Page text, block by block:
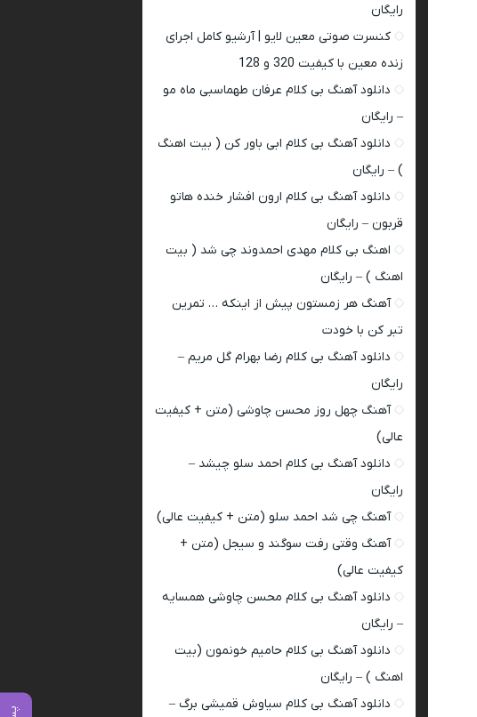
رایگان
کنسرت صوتی معین لایو | آرشیو کامل اجرای
زنده معین با کیفیت 320 و 128
دانلود آهنگ بی کلام عرفان طهماسبی ماه مو
– رایگان
دانلود آهنگ بی کلام ابی باور کن ( بیت اهنگ
) – رایگان
دانلود آهنگ بی کلام ارون افشار خنده هاتو
قربون – رایگان
اهنگ بی کلام مهدی احمدوند چی شد ( بیت
اهنگ ) – رایگان
آهنگ هر زمستون پیش از اینکه … تمرین
تبر کن با خودت
دانلود آهنگ بی کلام رضا بهرام گل مریم –
رایگان
آهنگ چهل روز محسن چاوشی (متن + کیفیت
عالی)
دانلود آهنگ بی کلام احمد سلو چیشد –
رایگان
آهنگ چی شد احمد سلو (متن + کیفیت عالی)
آهنگ وقتی رفت سوگند و سیجل (متن +
کیفیت عالی)
دانلود آهنگ بی کلام محسن چاوشی همسایه
– رایگان
دانلود آهنگ بی کلام حامیم خونمون (بیت
اهنگ ) – رایگان
دانلود آهنگ بی کلام سیاوش قمیشی برگ –